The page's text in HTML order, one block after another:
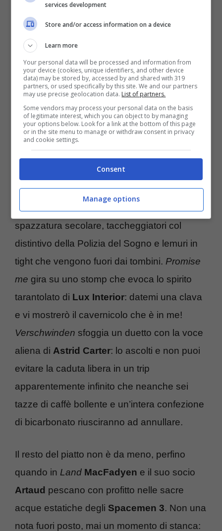
sottosuolo metropolitano per tutti i 5’ e 37”
del pezzo.Silenceè la canzone che i
Strokesavrebbero potuto scrivere se solo
fossero riusciti a sciacquare la loro aria da
fighetti nelle acque limacciose dell’Hudson.
Disordered vision
è una cartolina garage-
motorik spedita con amore e rispetto ai
Jesus & Mary Chain, mentre i quasi 8′ di
decadente e tutto virato al nero, la
sceneggiatura perfetta per un film su una
notte allucinata tra vicoli ciechi, sedimenti di
spazzatura secolare, taccheggiatori col
distintivo della Polizia del Sogno e lemuri in
tight che vengono fuori dai tombini. Promise
me gira su uno stomp che evoca lo spirito
tarantolato di Lux Interior: datemi una clava
e vi mostrerò il cavernicolo che è in me!
Verschwinden sfoggia un duetto con la voce
aliena di Astrid Carter: lo ascolti e non puoi
evitare la caduta libera in un trip
apparentemente infinito che neanche sei
tazze di caffè bollente e un’intera confezione
di bicarbonato riusciranno ad annullare.
Il resto del piatto non è da meno, perfino
quando in Land MacFadyen e il suo socio
Artaud pescano con profitto nelle sacre
acque estatiche degli Spacemen 3. Non una
nota fuori posto, mai un momento di stanca:
services development
Store and/or access information on a device
Learn more
Your personal data will be processed and information from
your device (cookies, unique identifiers, and other device
data) may be stored by, accessed by and shared with 319
partners, or used specifically by this site. We and our partners
may use precise geolocation data. List of partners.
Some vendors may process your personal data on the basis
of legitimate interest, which you can object to by managing
your options below. Look for a link at the bottom of this page
or in the site menu to manage or withdraw consent in privacy
and cookie settings.
Consent
Manage options